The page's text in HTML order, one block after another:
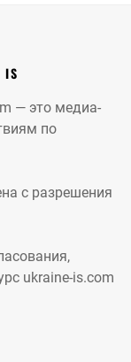
IS
— это медиа-
по
с разрешения
ukraine-is.com